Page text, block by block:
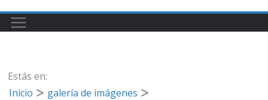
Estás en:
Inicio
galería de imágenes